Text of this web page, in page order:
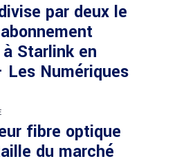
par deux le
Starlink en
Les Numériques
fibre optique
du marché